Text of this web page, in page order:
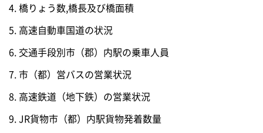
橋りょう数,橋長及び橋面積
高速自動車国道の状況
交通手段別市（郡）内駅の乗車人員
市（都）営バスの営業状況
高速鉄道（地下鉄）の営業状況
JR貨物市（都）内駅貨物発着数量